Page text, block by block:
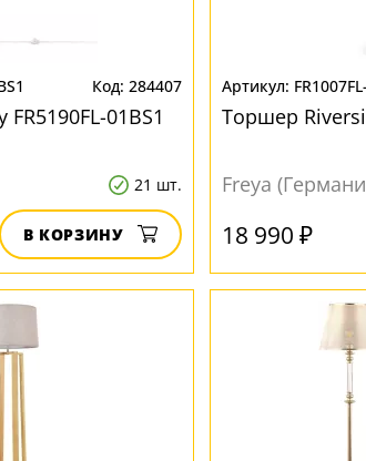
284407
01BS1
21 шт.
В КОРЗИНУ
Торшер
Freya
18 990 ₽